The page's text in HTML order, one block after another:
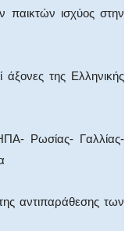
ισχύος στην
της Ελληνικής
Ρωσίας- Γαλλίας-
αντιπαράθεσης των